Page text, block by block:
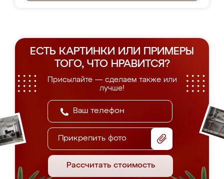
ЕСТЬ КАРТИНКИ ИЛИ ПРИМЕРЫ
ТОГО, ЧТО НРАВИТСЯ?
Присылайте — сделаем также или
лучше!
Прикрепить фото
Рассчитать стоимость